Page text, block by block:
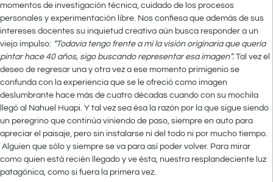
momentos de investigación técnica, cuidado de los procesos
personales y experimentación libre. Nos confiesa que además de sus
intereses docentes su inquietud creativa aún busca responder a un
viejo impulso: “Todavía tengo frente a mí la visión originaria que quería
pintar hace 40 años, sigo buscando representar esa imagen”. Tal vez el
deseo de regresar una y otra vez a ese momento primigenio se
confunda con la experiencia que se le ofreció como imagen
deslumbrante hace más de cuatro décadas cuando con su mochila
llegó al Nahuel Huapi. Y tal vez sea ésa la razón por la que sigue siendo
un peregrino que continúa viniendo de paso, siempre en auto para
apreciar el paisaje, pero sin instalarse ni del todo ni por mucho tiempo.
Alguien que sólo y siempre se va para así poder volver. Para mirar
como quien está recién llegado y ve ésta, nuestra resplandeciente luz
patagónica, como si fuera la primera vez.